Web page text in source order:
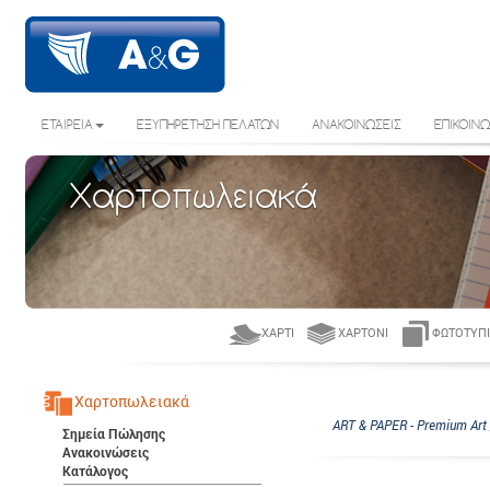
ΕΤΑΙΡΕΙΑ ΕΞΥΠΗΡΕΤΗΣΗ ΠΕΛΑΤΩΝ ΑΝΑΚΟΙΝΩΣΕΙΣ
Χαρτοπωλειακά
ΧΑΡΤΊ ΧΑΡΤΌΝΙ
Χαρτοπωλειακά
Σημεία Πώλησης
Ανακοινώσεις
Κατάλογος
ART & PAPER - Premium